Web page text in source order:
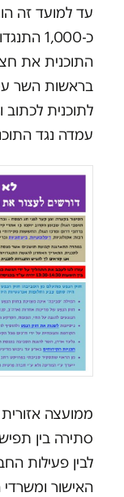
עד למועד זה
כ-1,000
התוכנית את
בראשות השר
לתוכנית לכתוב
עמדה נגד
ממועצה
סתירה בין
לבין פעילות
האישור ומשרדי